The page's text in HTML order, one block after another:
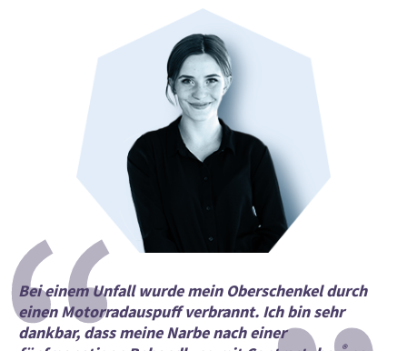
Bei einem Unfall wurde mein Oberschenkel durch
einen Motorradauspuff verbrannt. Ich bin sehr
dankbar, dass meine Narbe nach einer